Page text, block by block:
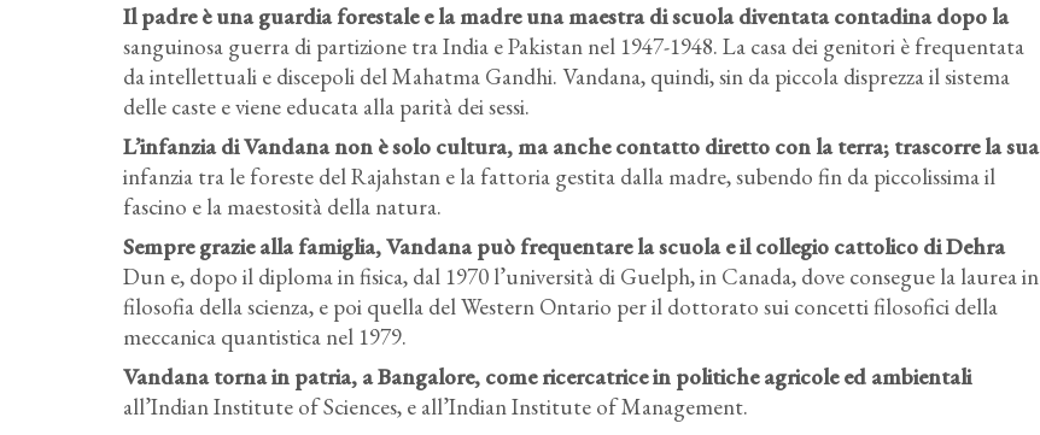
Il padre è una guardia forestale e la madre una maestra di scuola diventata contadina dopo la
sanguinosa guerra di partizione tra India e Pakistan nel 1947-1948. La casa dei genitori è frequentata
da intellettuali e discepoli del Mahatma Gandhi. Vandana, quindi, sin da piccola disprezza il sistema
delle caste e viene educata alla parità dei sessi.
L’infanzia di Vandana non è solo cultura, ma anche contatto diretto con la terra; trascorre la sua
infanzia tra le foreste del Rajahstan e la fattoria gestita dalla madre, subendo fin da piccolissima il
fascino e la maestosità della natura.
Sempre grazie alla famiglia, Vandana può frequentare la scuola e il collegio cattolico di Dehra
Dun e, dopo il diploma in fisica, dal 1970 l’università di Guelph, in Canada, dove consegue la laurea in
filosofia della scienza, e poi quella del Western Ontario per il dottorato sui concetti filosofici della
meccanica quantistica nel 1979.
Vandana torna in patria, a Bangalore, come ricercatrice in politiche agricole ed ambientali
all’Indian Institute of Sciences, e all’Indian Institute of Management.